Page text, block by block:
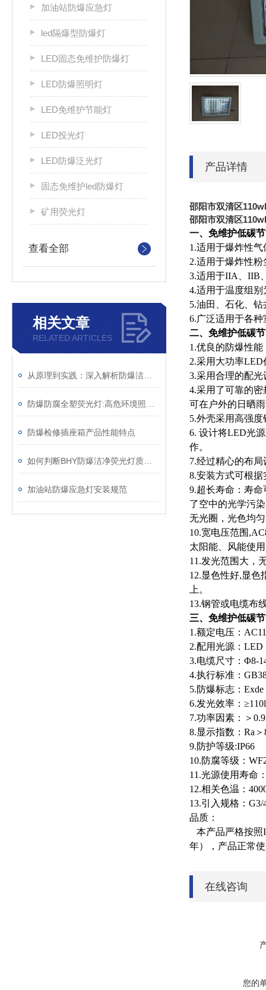
加油站防爆应急灯
led隔爆型防爆灯
LED固态免维护防爆灯
LED防爆照明灯
LED免维护节能灯
LED投光灯
LED防爆泛光灯
固态免维护led防爆灯
矿用荧光灯
查看全部
相关文章
RELATED ARTICLES
防爆检修插座箱产品性能特点
加油站防爆应急灯安装规范
产品详情
邵阳市双清区
邵阳市双清区
一、免维护低碳
1.适用于爆炸性气
2.适用于爆炸性粉
3.适用于IIA、IIB
4.适用于温度组
5.油田、石化、
6.广泛适用于各种
二、免维护低碳
1.优良的防爆性
2.采用大功率
3.采用合理的配
4.采用了可靠的
可在户外的日晒
5.外壳采用高强
6. 设计将LED光
作。
7.经过精心的布
8.安装方式可根
9.超长寿命：寿命
了空中的光学污
无光圈，光色均
10.宽电压范围
太阳能、风能使
11.发光范围大，
12.显色性好,显色
上。
13.钢管或电缆布
三、免维护低碳
1.额定电压：
2.配用光源：LED
3.电缆尺寸：Φ8-
4.执行标准：
5.防爆标志：
6.发光效率 ：≥
7.功率因素：
＞
8.显示指数：Ra＞
9.防护等级:IP66
10.防腐等级：
11 .光源使用寿命
1 2.相关色温： 4
13.引入规格：G3/
品质：
本产品严格按照
年），产品正常
在线咨询
您的